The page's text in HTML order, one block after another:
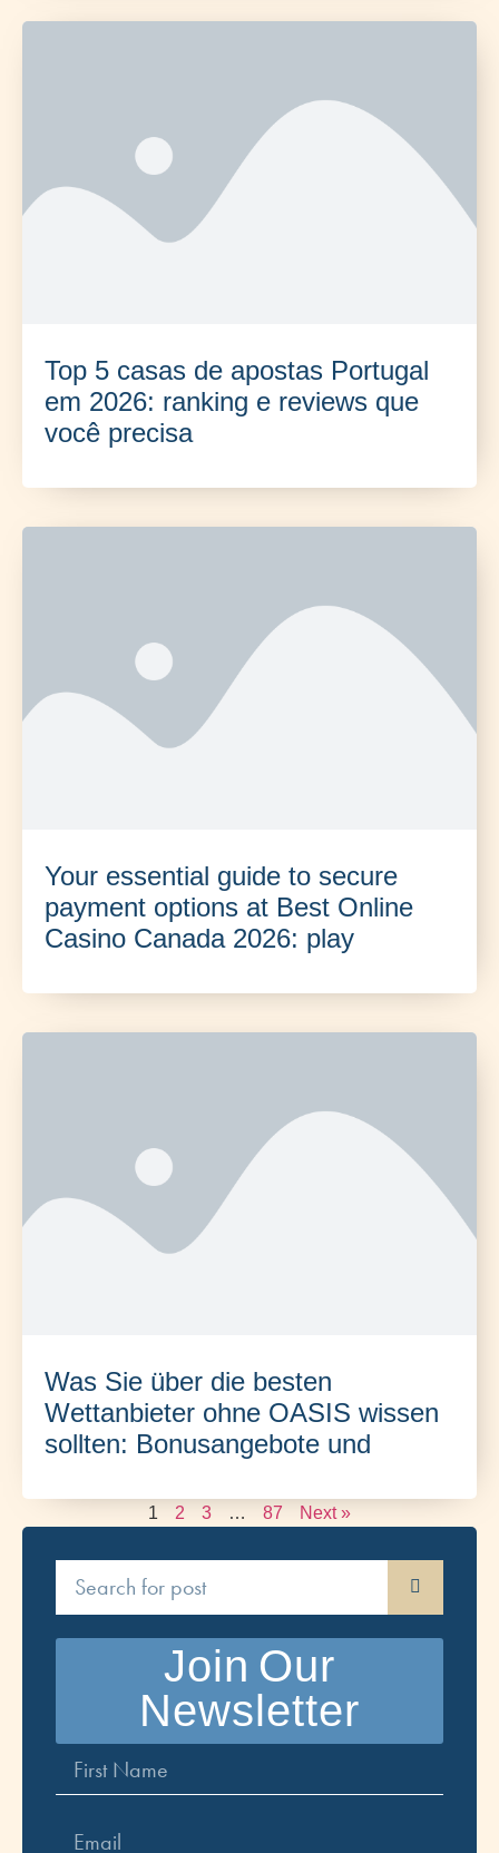
Top 5 casas de apostas Portugal
em 2026: ranking e reviews que
você precisa
Your essential guide to secure
payment options at Best Online
Casino Canada 2026: play
Was Sie über die besten
Wettanbieter ohne OASIS wissen
sollten: Bonusangebote und
1 2 3 … 87 Next »
Join Our
Newsletter